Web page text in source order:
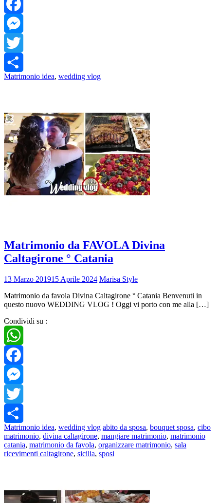
WhatsApp
Facebook
Messenger
Twitter
Share
Matrimonio idea, wedding vlog
Matrimonio da FAVOLA Divina
Caltagirone ° Catania
13 Marzo 201915 Aprile 2024 Marisa Style
Matrimonio da favola Divina Caltagirone ° Catania Benvenuti in
questo nuovo WEDDING VLOG ! Oggi vi porto con me alla […]
Condividi su :
WhatsApp
Facebook
Messenger
Twitter
Share
Matrimonio idea, wedding vlog abito da sposa, bouquet sposa, cibo
matrimonio, divina caltagirone, mangiare matrimonio, matrimonio
catania, matrimonio da favola, organizzare matrimonio, sala
ricevimenti caltagirone, sicilia, sposi